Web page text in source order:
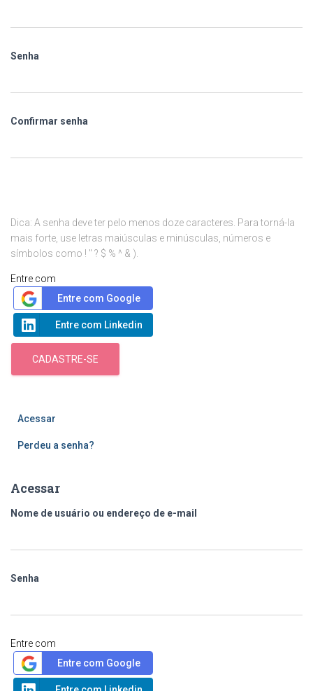
Senha
Confirmar senha
Dica: A senha deve ter pelo menos doze caracteres. Para torná-la
mais forte, use letras maiúsculas e minúsculas, números e
símbolos como ! " ? $ % ^ & ).
Entre com
Entre com Google
Entre com Linkedin
CADASTRE-SE
Acessar
Perdeu a senha?
Acessar
Nome de usuário ou endereço de e-mail
Senha
Entre com
Entre com Google